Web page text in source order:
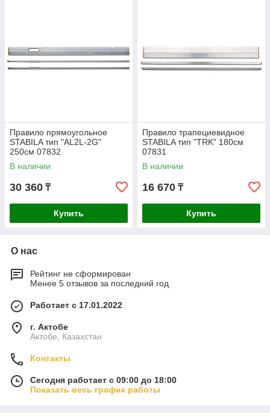
Правило прямоугольное
STABILA тип "AL2L-2G"
250см 07832
В наличии
30 360 ₸
Купить
Правило трапециевидное
STABILA тип "TRK" 180см
07831
В наличии
16 670 ₸
Купить
О нас
Рейтинг не сформирован
Менее 5 отзывов за последний год
Работает с 17.01.2022
г. Актобе
Актобе, Казахстан
Контакты
Сегодня работает с 09:00 до 18:00
Показать весь график работы